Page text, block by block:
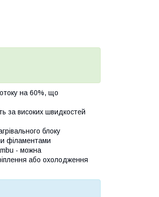
на 60%, що
за високих швидкостей
блоку
філаментами
- можна
або охолодження